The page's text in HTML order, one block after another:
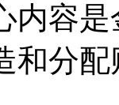
内容
和分